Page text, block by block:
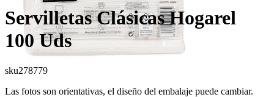
Servilletas Clásicas Hogarel
100 Uds
sku278779
Las fotos son orientativas, el diseño del embalaje puede cambiar.